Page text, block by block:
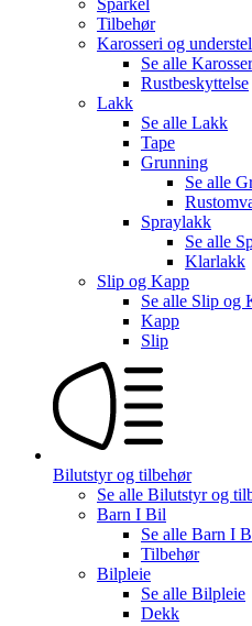
Tilbehør
Karosseri og
Se alle
Rustbeskyttelse
Lakk
Se alle Lakk
Tape
Grunning
Se alle
Spraylakk
Se alle
Klarlakk
Slip og Kapp
Se alle Slip og
Kapp
Slip
Bilutstyr og tilbehør
Se alle Bilutstyr og
Barn I Bil
Se alle Barn I
Tilbehør
Bilpleie
Se alle Bilpleie
Dekk